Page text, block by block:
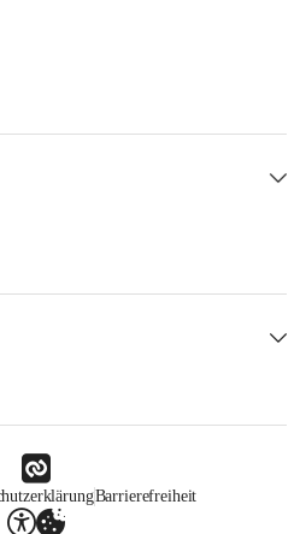
Barrierefreiheit